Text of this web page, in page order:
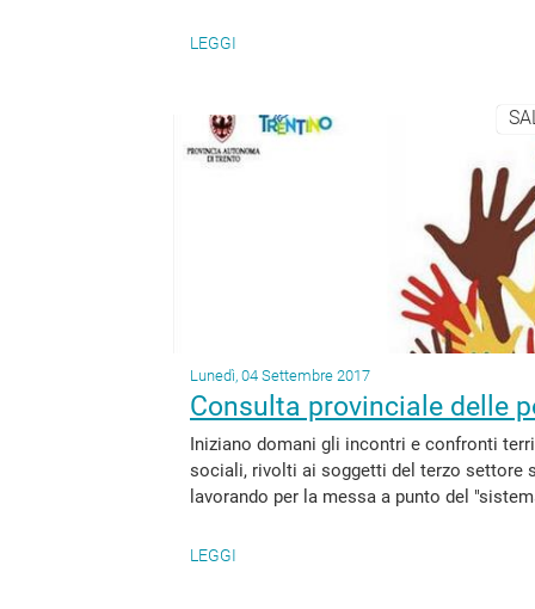
LEGGI
Lunedì, 04 Settembre 2017
Consulta provinciale delle
Iniziano domani gli incontri e confronti
sociali, rivolti ai soggetti del terzo settore
lavorando per la messa a punto del
LEGGI